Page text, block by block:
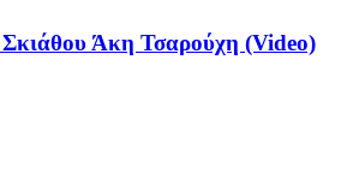
Άκη Τσαρούχη (Video)